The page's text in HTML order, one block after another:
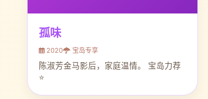
孤味
2020 宝岛专享
陈淑芳金马影后，家庭温情。 宝岛力荐
⭐